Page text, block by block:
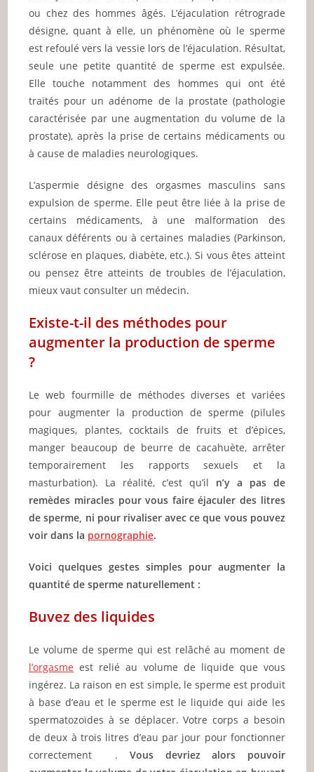
ou chez des hommes âgés. L’éjaculation rétrograde
désigne, quant à elle, un phénomène où le sperme
est refoulé vers la vessie lors de l’éjaculation. Résultat,
seule une petite quantité de sperme est expulsée.
Elle touche notamment des hommes qui ont été
traités pour un adénome de la prostate (pathologie
caractérisée par une augmentation du volume de la
prostate), après la prise de certains médicaments ou
à cause de maladies neurologiques.
L’aspermie désigne des orgasmes masculins sans
expulsion de sperme. Elle peut être liée à la prise de
certains médicaments, à une malformation des
canaux déférents ou à certaines maladies (Parkinson,
sclérose en plaques, diabète, etc.). Si vous êtes atteint
ou pensez être atteints de troubles de l’éjaculation,
mieux vaut consulter un médecin.
Existe-t-il des méthodes pour
augmenter la production de sperme
?
Le web fourmille de méthodes diverses et variées
pour augmenter la production de sperme (pilules
magiques, plantes, cocktails de fruits et d’épices,
manger beaucoup de beurre de cacahuète, arrêter
temporairement les rapports sexuels et la
masturbation). La réalité, c’est qu’il n’y a pas de
remèdes miracles pour vous faire éjaculer des litres
de sperme, ni pour rivaliser avec ce que vous pouvez
voir dans la pornographie.
Voici quelques gestes simples pour augmenter la
quantité de sperme naturellement :
Buvez des liquides
Le volume de sperme qui est relâché au moment de
l’orgasme est relié au volume de liquide que vous
ingérez. La raison en est simple, le sperme est produit
à base d’eau et le sperme est le liquide qui aide les
spermatozoïdes à se déplacer. Votre corps a besoin
de deux à trois litres d’eau par jour pour fonctionner
correctement . Vous devriez alors pouvoir